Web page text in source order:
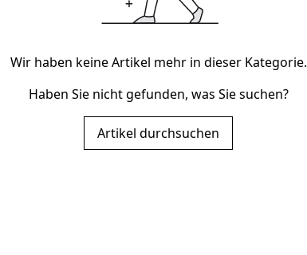
Wir haben keine Artikel mehr in dieser Kategorie.
Haben Sie nicht gefunden, was Sie suchen?
Artikel durchsuchen